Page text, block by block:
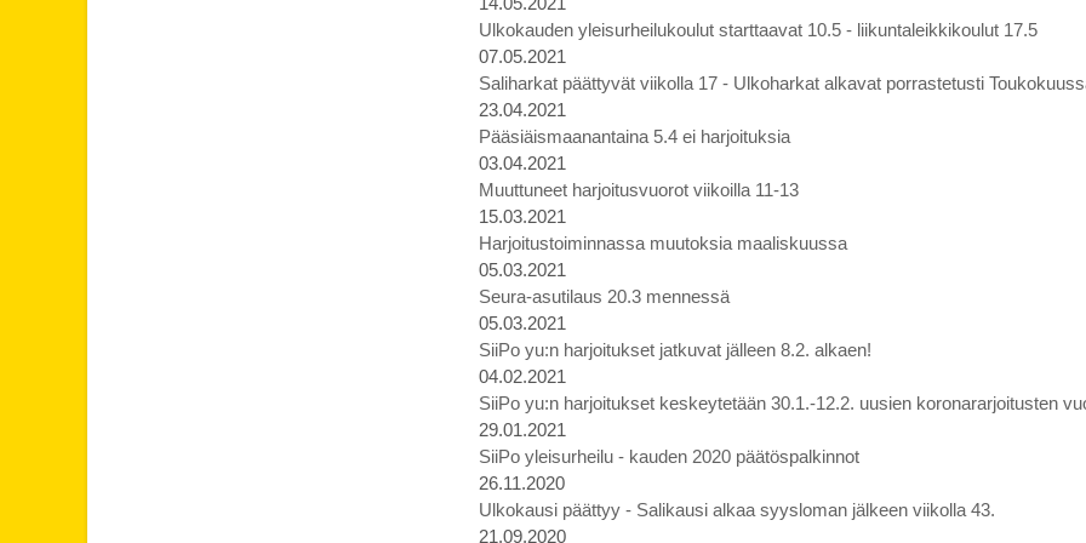
Ulkokauden yleisurheilukoulut starttaavat 10.5 - liikuntaleikkikoulut 17.5
07.05.2021
Saliharkat päättyvät viikolla 17 - Ulkoharkat alkavat porrastetusti
23.04.2021
Pääsiäismaanantaina 5.4 ei harjoituksia
03.04.2021
Muuttuneet harjoitusvuorot viikoilla 11-13
15.03.2021
Harjoitustoiminnassa muutoksia maaliskuussa
05.03.2021
Seura-asutilaus 20.3 mennessä
05.03.2021
SiiPo yu:n harjoitukset jatkuvat jälleen 8.2. alkaen!
04.02.2021
SiiPo yu:n harjoitukset keskeytetään 30.1.-12.2. uusien koronararjoitusten
29.01.2021
SiiPo yleisurheilu - kauden 2020 päätöspalkinnot
26.11.2020
Ulkokausi päättyy - Salikausi alkaa syysloman jälkeen viikolla 43.
21.09.2020